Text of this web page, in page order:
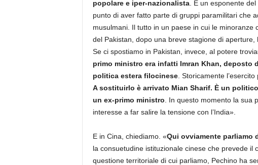
popolare e iper-nazionalista. È un esponente
punto di aver fatto parte di gruppi paramilitari che
musulmani. Il tutto in un paese in cui le
del Pakistan, dopo una breve stagione di
Se ci spostiamo in Pakistan, invece, al potere
primo ministro era infatti Imran Khan, deposto
politica estera filocinese. Storicamente l’esercito
A sostituirlo è arrivato Mian Sharif. È un
un ex-primo ministro . In questo momento la sua
interesse a far salire la tensione con l’India».
E in Cina, chiediamo. «Qui ovviamente parliamo
la consuetudine istituzionale cinese che prevede
questione territoriale di cui parliamo, Pechino ha